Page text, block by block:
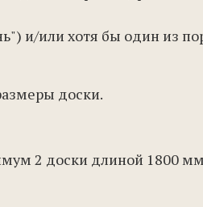
и/или хотя бы один из
доски.
2 доски длиной 1800